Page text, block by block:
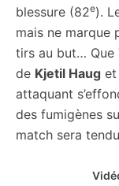
blessure (82e).
mais ne marque
tirs au but… Que
de Kjetil Haug et
attaquant
des fumigènes
match sera